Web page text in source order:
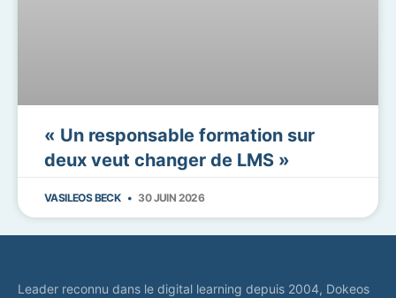
« Un responsable formation sur
deux veut changer de LMS »
VASILEOS BECK 30 JUIN 2026
Leader reconnu dans le digital learning depuis 2004, Dokeos